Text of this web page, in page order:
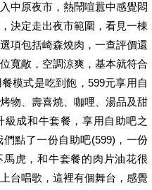
中原夜市，熱鬧喧囂中感覺悶
決定走出夜市範圍，看見一棟
項包括崎森燒肉，一查評價還
寬敞，空調涼爽，基本就符合
模式是吃到飽，599元享用自
物、壽喜燒、咖哩、湯品及甜
成和牛套餐，享用自助吧之
點了一份自助吧(599)，一份
虎，和牛套餐的肉片油花很
台唱歌，這裡有個舞台，感覺